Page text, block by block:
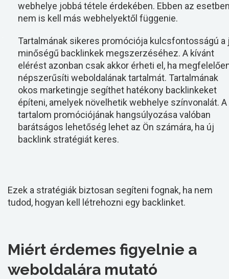
webhelye jobbá tétele érdekében. Ebben az
nem is kell más webhelyektől függenie.
Tartalmának sikeres promóciója kulcsfontosságú a
minőségű backlinkek megszerzéséhez. A kívánt
elérést azonban csak akkor érheti el, ha
népszerűsíti weboldalának tartalmát. Tartalmának
okos marketingje segíthet hatékony backlinkeket
építeni, amelyek növelhetik webhelye színvonalát. A
tartalom promóciójának hangsúlyozása valóban
barátságos lehetőség lehet az Ön számára, ha új
backlink stratégiát keres.
Ezek a stratégiák biztosan segíteni fognak, ha nem
tudod, hogyan kell létrehozni egy backlinket.
Miért érdemes figyelnie a
weboldalára mutató